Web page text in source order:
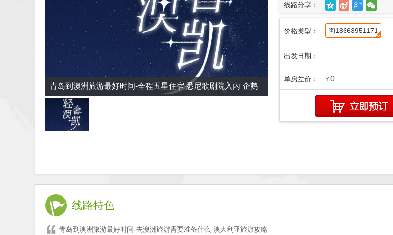
青岛到澳洲旅游最好时间-全程五星住宿 悉尼歌剧院入内 企鹅
岛+考拉岛 自由活动
线路分享：
价格类型： 询18663951171
出发日期：
单房差价： ¥0
线路特色
青岛到澳洲旅游最好时间-去澳洲旅游需要准备什么-澳大利亚旅游攻略